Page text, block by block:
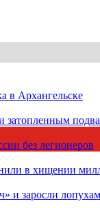
в Архангельске
затопленным
без легионеров
в хищении
и заросли